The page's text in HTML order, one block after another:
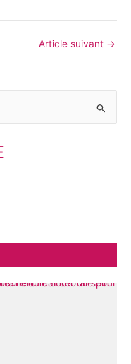
Article suivant →